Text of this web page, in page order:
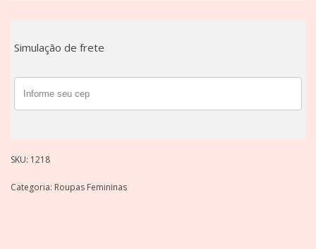
Simulação de frete
SKU: 1218
Categoria: Roupas Femininas